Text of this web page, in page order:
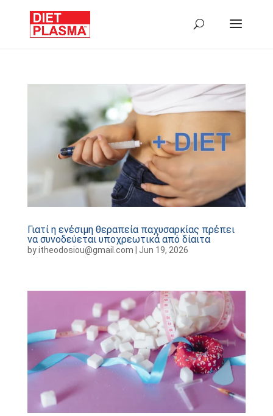
Γιατί η ενέσιμη θεραπεία παχυσαρκίας πρέπει
να συνοδεύεται υποχρεωτικά από δίαιτα
byitheodosiou@gmail.com | Jun 19, 2026